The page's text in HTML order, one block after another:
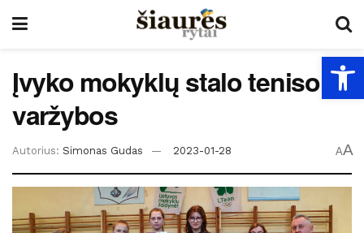
Įvyko mokyklų stalo teniso
varžybos
Autorius: Simonas Gudas 2023-01-28 AA